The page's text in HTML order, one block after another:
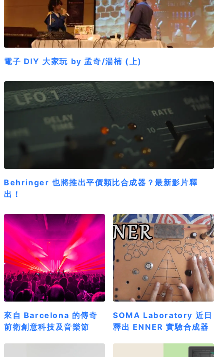
電子 DIY 大家玩 by 孟奇/湯楠 (上)
Behringer 也將推出平價類比合成器？最新影片釋
出！
來自 Barcelona 的傳奇
前衛創意科技及音樂節
SOMA Laboratory 近日
釋出 ENNER 實驗合成器